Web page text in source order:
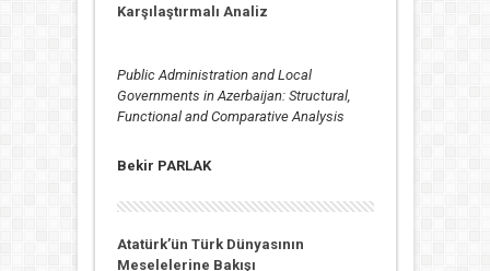
Karşılaştırmalı Analiz
Public Administration and Local
Governments in Azerbaijan: Structural,
Functional and Comparative Analysis
Bekir PARLAK
Atatürk’ün Türk Dünyasının
Meselelerine Bakışı